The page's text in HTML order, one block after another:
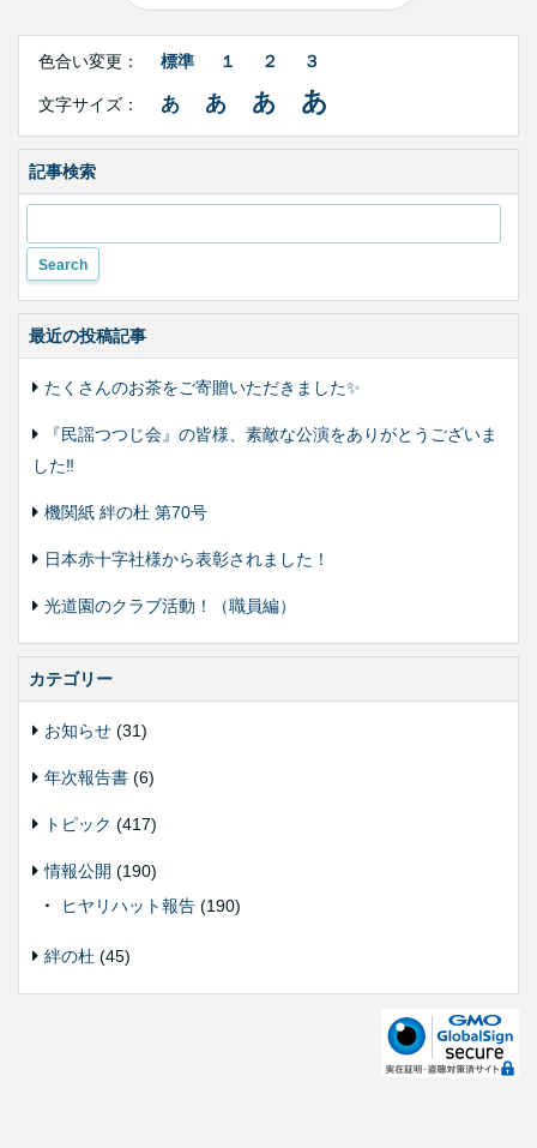
Right
Contents
合
変
色合い変更： 標準 １ ２ ３
文字サイズ： あ あ あ あ
記事検索
最近の投稿記事
たくさんのお茶をご寄贈いただきました✨
『民謡つつじ会』の皆様、素敵な公演をありがとうございま
した‼️
機関紙 絆の杜 第70号
日本赤十字社様から表彰されました！
光道園のクラブ活動！（職員編）
カテゴリー
お知らせ (31)
年次報告書 (6)
トピック (417)
情報公開 (190)
ヒヤリハット報告 (190)
絆の杜 (45)